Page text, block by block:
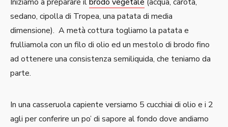
Iniziamo a preparare ilbrodo vegetale (acqua, carota,
sedano, cipolla di Tropea, una patata di media
dimensione). A metà cottura togliamo la patata e
frulliamola con un filo di olio ed un mestolo di brodo fino
ad ottenere una consistenza semiliquida, che teniamo da
parte.
In una casseruola capiente versiamo 5 cucchiai di olio e i 2
agli per conferire un po’ di sapore al fondo dove andiamo